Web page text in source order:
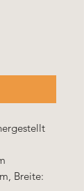
Breite: